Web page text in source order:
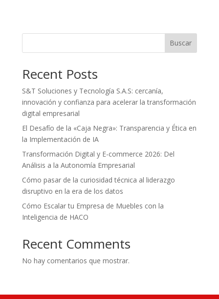
Buscar
Recent Posts
S&T Soluciones y Tecnología S.A.S: cercanía,
innovación y confianza para acelerar la transformación
digital empresarial
El Desafío de la «Caja Negra»: Transparencia y Ética en
la Implementación de IA
Transformación Digital y E-commerce 2026: Del
Análisis a la Autonomía Empresarial
Cómo pasar de la curiosidad técnica al liderazgo
disruptivo en la era de los datos
Cómo Escalar tu Empresa de Muebles con la
Inteligencia de HACO
Recent Comments
No hay comentarios que mostrar.